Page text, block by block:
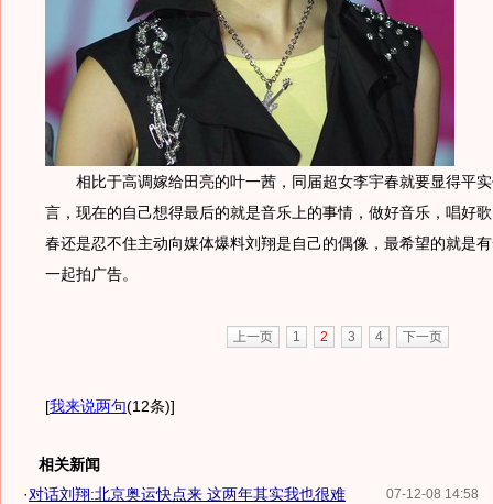
相比于高调嫁给田亮的叶一茜，同届超女李宇春就要显得平实
言，现在的自己想得最后的就是音乐上的事情，做好音乐，唱好
春还是忍不住主动向媒体爆料刘翔是自己的偶像，最希望的就是
一起拍广告。
上一页 1 2 3 4 下一页
[我来说两句(12条)]
相关新闻
07-12-08 14:58
·对话刘翔:北京奥运快点来 这两年其实我也很难